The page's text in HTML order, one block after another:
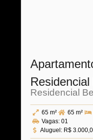
Residencial
65 m² 65 m²
Vagas: 01
Aluguel: R$